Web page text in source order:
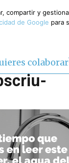
compartir y
de Google para